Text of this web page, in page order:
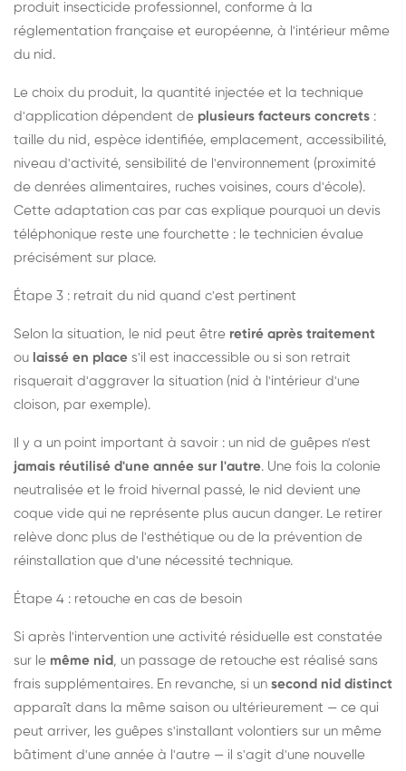
produit insecticide professionnel, conforme à la
réglementation française et européenne, à l'intérieur même
du nid.
Le choix du produit, la quantité injectée et la technique
d'application dépendent de plusieurs facteurs concrets :
taille du nid, espèce identifiée, emplacement, accessibilité,
niveau d'activité, sensibilité de l'environnement (proximité
de denrées alimentaires, ruches voisines, cours d'école).
Cette adaptation cas par cas explique pourquoi un devis
téléphonique reste une fourchette : le technicien évalue
précisément sur place.
Étape 3 : retrait du nid quand c'est pertinent
Selon la situation, le nid peut être retiré après traitement
ou laissé en place s'il est inaccessible ou si son retrait
risquerait d'aggraver la situation (nid à l'intérieur d'une
cloison, par exemple).
Il y a un point important à savoir : un nid de guêpes n'est
jamais réutilisé d'une année sur l'autre. Une fois la colonie
neutralisée et le froid hivernal passé, le nid devient une
coque vide qui ne représente plus aucun danger. Le retirer
relève donc plus de l'esthétique ou de la prévention de
réinstallation que d'une nécessité technique.
Étape 4 : retouche en cas de besoin
Si après l'intervention une activité résiduelle est constatée
sur le même nid , un passage de retouche est réalisé sans
frais supplémentaires. En revanche, si un second nid distinct
apparaît dans la même saison ou ultérieurement — ce qui
peut arriver, les guêpes s'installant volontiers sur un même
bâtiment d'une année à l'autre — il s'agit d'une nouvelle